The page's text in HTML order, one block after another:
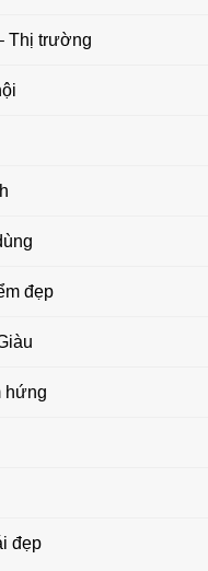
Thị trường
đẹp
hứng
đẹp